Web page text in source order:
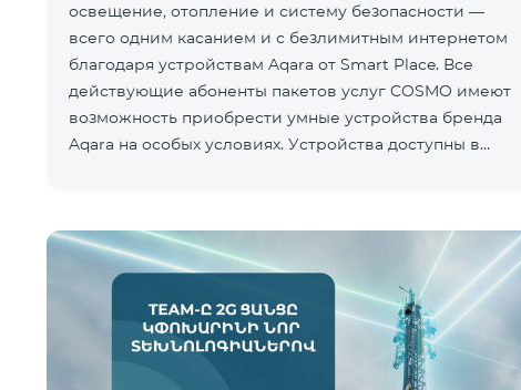
освещение, отопление и систему безопасности —
всего одним касанием и с безлимитным интернетом
благодаря устройствам Aqara от Smart Place. Все
действующие абоненты пакетов услуг COSMO имеют
возможность приобрести умные устройства бренда
Aqara на особых условиях. Устройства доступны в